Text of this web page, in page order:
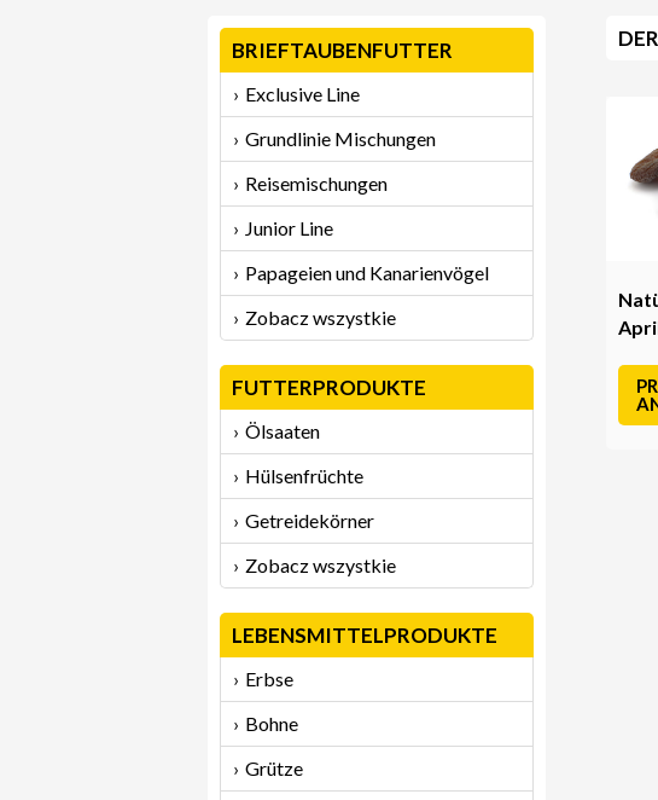
BRIEFTAUBENFUTTER
Exclusive Line
Grundlinie Mischungen
Reisemischungen
Junior Line
Papageien und Kanarienvögel
Zobacz wszystkie
FUTTERPRODUKTE
Ölsaaten
Hülsenfrüchte
Getreidekörner
Zobacz wszystkie
LEBENSMITTELPRODUKTE
Erbse
Bohne
Grütze